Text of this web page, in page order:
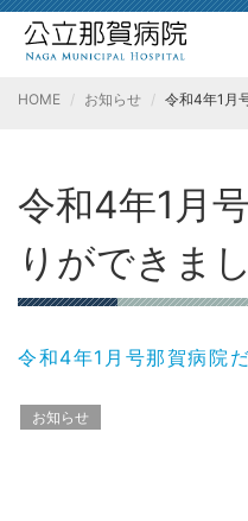
HOME お知らせ 令和4年1月
令和4年1月
りができま
令和4年1月号那賀病院
お知らせ